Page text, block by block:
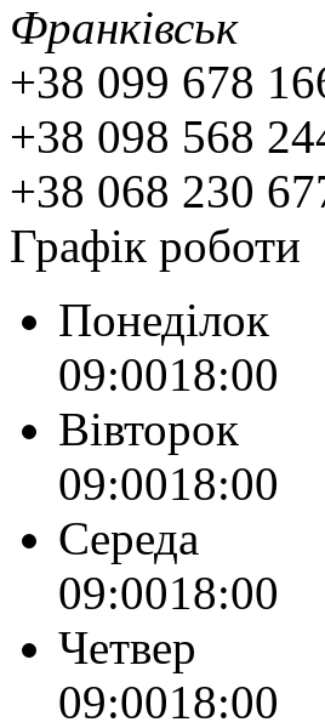
Франківськ
+38 099 678
+38 098 568
+38 068 230
Графік роботи
Понеділок
09:0018:00
Вівторок
09:0018:00
Середа
09:0018:00
Четвер
09:0018:00